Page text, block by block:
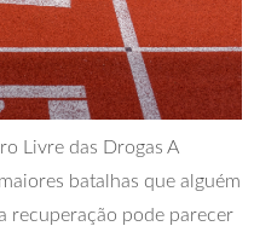
Livre das Drogas A
batalhas que alguém
recuperação pode parecer